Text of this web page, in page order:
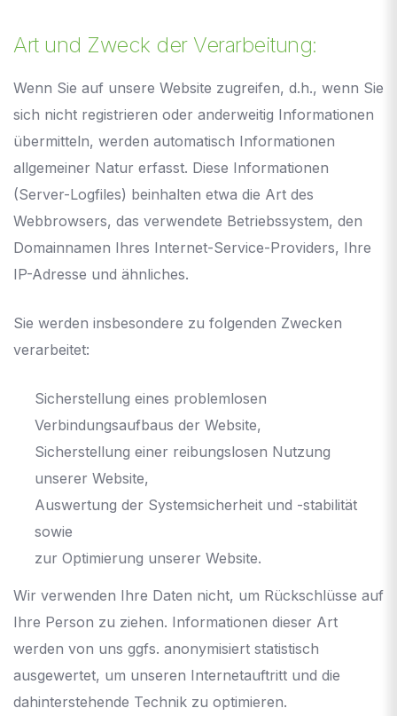
Art und Zweck der Verarbeitung:
Wenn Sie auf unsere Website zugreifen, d.h., wenn Sie
sich nicht registrieren oder anderweitig Informationen
übermitteln, werden automatisch Informationen
allgemeiner Natur erfasst. Diese Informationen
(Server-Logfiles) beinhalten etwa die Art des
Webbrowsers, das verwendete Betriebssystem, den
Domainnamen Ihres Internet-Service-Providers, Ihre
IP-Adresse und ähnliches.
Sie werden insbesondere zu folgenden Zwecken
verarbeitet:
Sicherstellung eines problemlosen
Verbindungsaufbaus der Website,
Sicherstellung einer reibungslosen Nutzung
unserer Website,
Auswertung der Systemsicherheit und -stabilität
sowie
zur Optimierung unserer Website.
Wir verwenden Ihre Daten nicht, um Rückschlüsse auf
Ihre Person zu ziehen. Informationen dieser Art
werden von uns ggfs. anonymisiert statistisch
ausgewertet, um unseren Internetauftritt und die
dahinterstehende Technik zu optimieren.